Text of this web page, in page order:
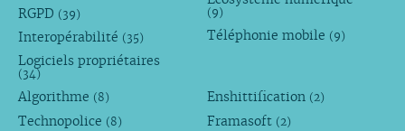
RGPD (39)
Interopérabilité (35)
Logiciels propriétaires
(34)
(9)
Téléphonie mobile (9)
Algorithme (8)
Technopolice (8)
Enshittification (2)
Framasoft (2)